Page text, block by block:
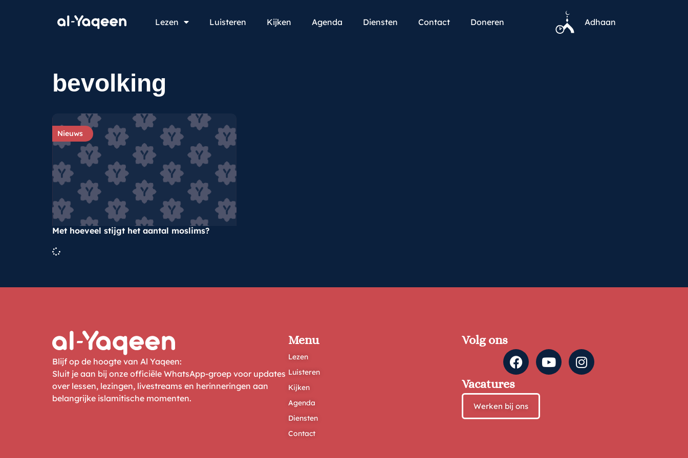
Lezen Luisteren Kijken Agenda Diensten Contact Doneren Adhaan
bevolking
Nieuws
Met hoeveel stijgt het aantal moslims?
Blijf op de hoogte van Al Yaqeen:
Sluit je aan bij onze officiële WhatsApp-groep voor updates
over lessen, lezingen, livestreams en herinneringen aan
belangrijke islamitische momenten.
Menu
Lezen
Luisteren
Kijken
Agenda
Diensten
Contact
Volg ons
Vacatures
Werken bij ons